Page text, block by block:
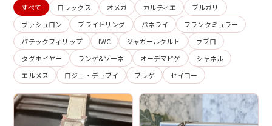
すべて ロレックス オメガ カルティエ
ブルガリ
ヴァシュロン
ブライトリング パネライ
フランクミュラー
パテックフィリップ
IWC ジャガールクルト
ウブロ
タグホイヤー
ランゲ&ゾーネ オーデマピゲ
シャネル
エルメス
ロジェ・デュブイ ブレゲ セイコー